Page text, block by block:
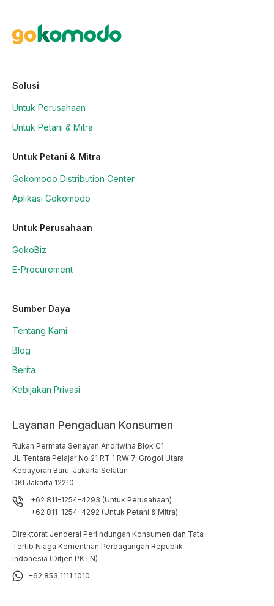
Solusi
Untuk Perusahaan
Untuk Petani & Mitra
Untuk Petani & Mitra
Gokomodo Distribution Center
Aplikasi Gokomodo
Untuk Perusahaan
GokoBiz
E-Procurement
Sumber Daya
Tentang Kami
Blog
Berita
Kebijakan Privasi
Layanan Pengaduan Konsumen
Rukan Permata Senayan Andriwina Blok C1
JL Tentara Pelajar No 21 RT 1 RW 7, Grogol Utara
Kebayoran Baru, Jakarta Selatan
DKI Jakarta 12210
+62 811-1254-4293 (Untuk Perusahaan)
+62 811-1254-4292 (Untuk Petani & Mitra)
Direktorat Jenderal Perlindungan Konsumen dan Tata
Tertib Niaga Kementrian Perdagangan Republik
Indonesia (Ditjen PKTN)
+62 853 1111 1010